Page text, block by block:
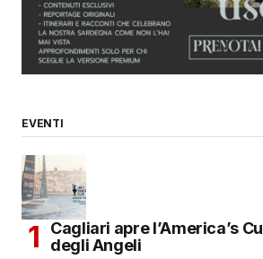
Salva il mio nome, email e sito
browser per la prossima volta
EVENTI
Cagliari apre l’America’s
degli Angeli